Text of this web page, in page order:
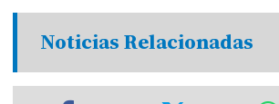
Noticias Relacionadas